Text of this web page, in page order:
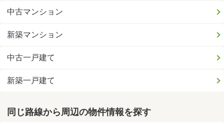
中古マンション
新築マンション
中古一戸建て
新築一戸建て
同じ路線から周辺の物件情報を探す